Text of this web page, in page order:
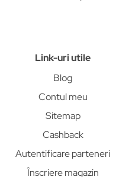
Link-uri utile
Blog
Contul meu
Sitemap
Cashback
Autentificare parteneri
Înscriere magazin